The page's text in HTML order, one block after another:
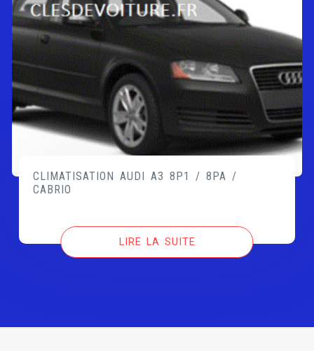
CLIMATISATION AUDI A3 8P1 / 8PA /
CABRIO
LIRE LA SUITE